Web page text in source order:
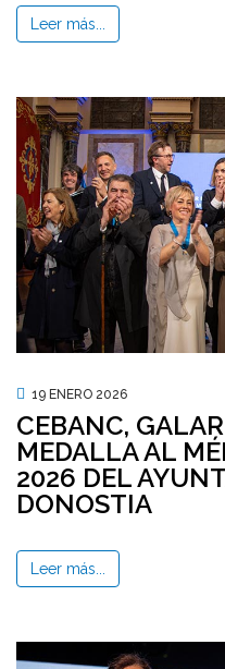
Leer más...
19 ENERO 2026
CEBANC,
MEDALLA AL
2026 DEL
DONOSTIA
Leer más...